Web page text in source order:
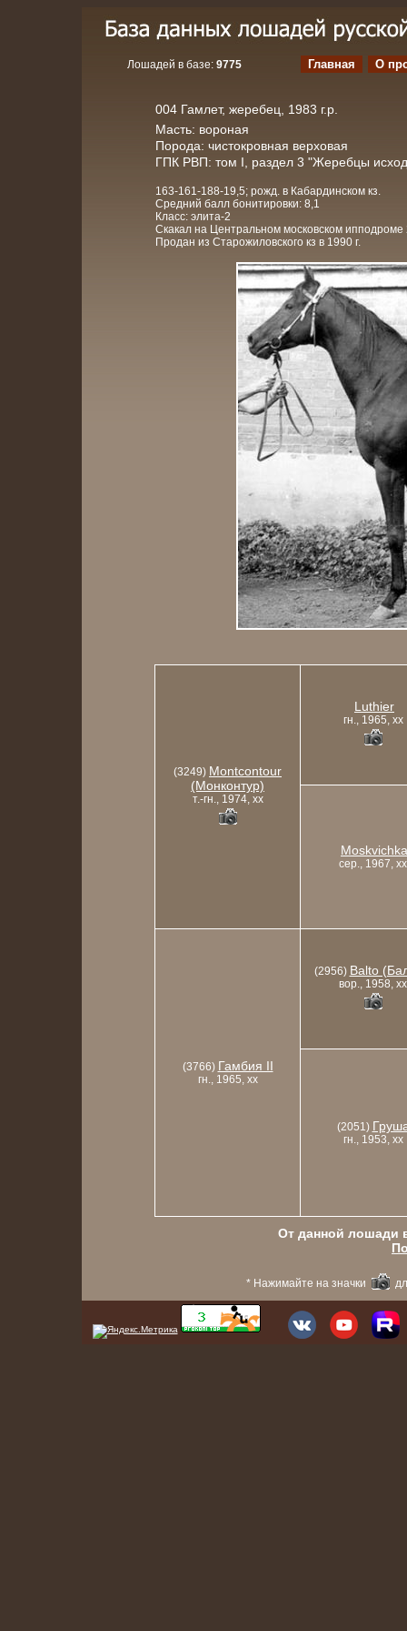
Лошадей в базе: 9775 Главная О
004 Гамлет, жеребец, 1983 г.р.
Масть: вороная
Порода: чистокровная верховая
ГПК РВП: том I, раздел 3 "Жеребцы
163-161-188-19,5; рожд. в Кабардинском кз.
Средний балл бонитировки: 8,1
Класс: элита-2
Скакал на Центральном московском ипподроме
Продан из Старожиловского кз в 1990 г.
(3249) Montcontour
(Монконтур)
т.-гн., 1974, xx
Luthier
гн., 1965, xx
Moskvichka
сер., 1967, xx
(3766) Гамбия II
гн., 1965, xx
(2956) Balto
вор., 1958, xx
(2051)
гн., 1953, xx
От данной лошади
* Нажимайте на значки